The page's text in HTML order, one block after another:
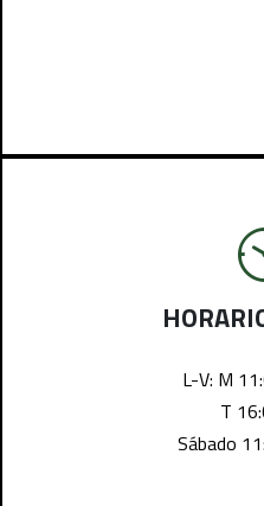
L-V: M
T
Sábado